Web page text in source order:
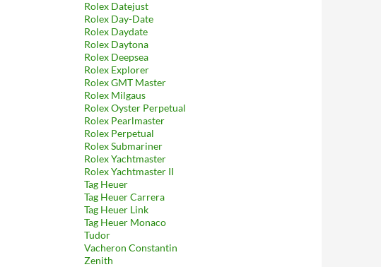
Rolex Datejust
Rolex Day-Date
Rolex Daydate
Rolex Daytona
Rolex Deepsea
Rolex Explorer
Rolex GMT Master
Rolex Milgaus
Rolex Oyster Perpetual
Rolex Pearlmaster
Rolex Perpetual
Rolex Submariner
Rolex Yachtmaster
Rolex Yachtmaster II
Tag Heuer
Tag Heuer Carrera
Tag Heuer Link
Tag Heuer Monaco
Tudor
Vacheron Constantin
Zenith